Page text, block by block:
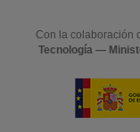
Con la colaboración
Tecnología —